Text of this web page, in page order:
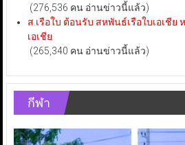
(276,536 คน อ่านข่าวนี้แล้ว)
ส.เรือใบ ต้อนรับ สหพันธ์เรือใบเอเชี
เอเชีย
(265,340 คน อ่านข่าวนี้แล้ว)
กีฬา